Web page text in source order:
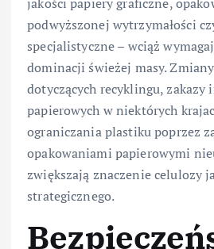
podwyższonej wytrzymałości
specjalistyczne – wciąż
dominacji świeżej masy.
dotyczących recyklingu, zakazy
papierowych w niektórych
ograniczania plastiku poprzez
opakowaniami papierowymi
zwiększają znaczenie celulozy
strategicznego.